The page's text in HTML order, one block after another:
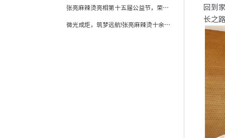
张亮麻辣烫亮相第十五届公益节，荣膺“2025企业社会责任行业典范奖
微光成炬，筑梦远航!张亮麻辣烫十余年爱心接力照亮大学路
回到
长之